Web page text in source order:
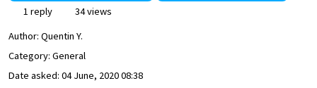
1 reply
34 views
Author: Quentin Y.
Category: General
Date asked: 04 June, 2020 08:38